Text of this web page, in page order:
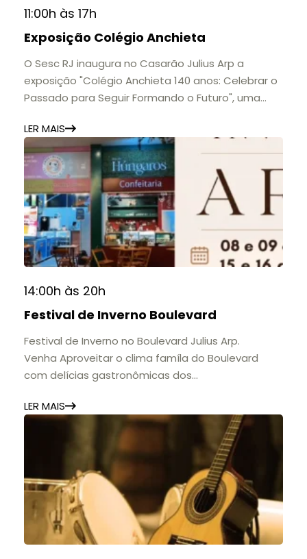
11:00h às 17h
Exposição Colégio Anchieta
O Sesc RJ inaugura no Casarão Julius Arp a
exposição "Colégio Anchieta 140 anos: Celebrar o
Passado para Seguir Formando o Futuro", uma
importantes instituições de ensino de Nova
Friburgo e do Brasil.
A mostra convida o público a conhecer o legado
do Colégio Anchieta por meio de documentos,
histórias e marcos que evidenciam sua
contribuição para a educação, a cultura e a
formação de gerações.
📍 Casarão Julius Arp
📅 Até 30 de setembro
11h às 17h
🎟️ Entrada gratuita.
LER MAIS
14:00h às 20h
Festival de Inverno Boulevard
Festival de Inverno no Boulevard Julius Arp.
Venha Aproveitar o clima famíla do Boulevard
com delícias gastronômicas dos
LER MAIS